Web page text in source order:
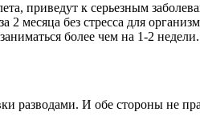
приведут к серьезным
2 месяца без стресса для
более чем на 1-2 недели.
разводами. И обе стороны не